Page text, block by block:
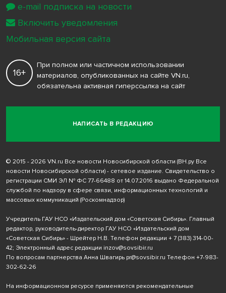
НАПИСАТЬ В РЕДАКЦИЮ
16+
При полном или частичном использовании
материалов, опубликованных на сайте VN.ru,
обязательна активная гиперссылка на сайт
© 2015 - 2026 VN.ru Все новости Новосибирской области (ВН.ру Все
новости Новосибирской области) - сетевое издание. Свидетельство о
регистрации СМИ ЭЛ № ФС 77-66488 от 14.07.2016 выдано Федеральной
службой по надзору в сфере связи, информационных технологий и
массовых коммуникаций (Роскомнадзор)
Учредитель ГАУ НСО «Издательский дом «Советская Сибирь». Главный
редактор, руководитель-директор ГАУ НСО «Издательский дом
«Советская Сибирь» - Шрейтер Н.В. Телефон редакции + 7 (383) 314-00-
42; Электронный адрес редакции inzov@sovsibir.ru
По вопросам партнерства Анна Швагирь pr@sovsibir.ru Телефон +7-983-
302-62-26
На информационном ресурсе применяются рекомендательные
e-mail подписка на новости
Включить уведомления
Мобильная версия сайта